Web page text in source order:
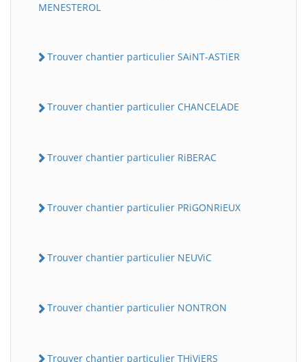
MENESTEROL
Trouver chantier particulier SAiNT-ASTiER
Trouver chantier particulier CHANCELADE
Trouver chantier particulier RiBERAC
Trouver chantier particulier PRiGONRiEUX
Trouver chantier particulier NEUViC
Trouver chantier particulier NONTRON
Trouver chantier particulier THiViERS